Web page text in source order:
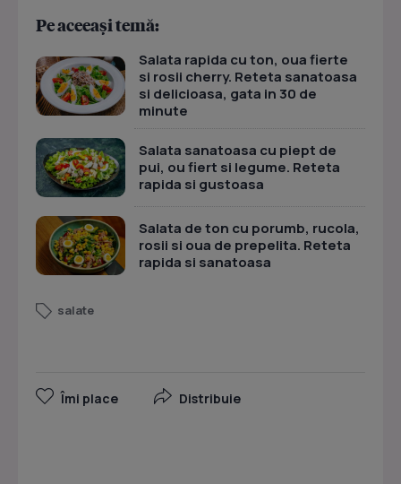
Pe aceeași temă:
Salata rapida cu ton, oua fierte
si rosii cherry. Reteta sanatoasa
si delicioasa, gata in 30 de
minute
Salata sanatoasa cu piept de
pui, ou fiert si legume. Reteta
rapida si gustoasa
Salata de ton cu porumb, rucola,
rosii si oua de prepelita. Reteta
rapida si sanatoasa
salate
Îmi place Distribuie